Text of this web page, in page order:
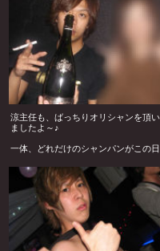
涼主任も、ばっちりオリシャンを頂
ましたよ～♪
一体、どれだけのシャンパンがこの